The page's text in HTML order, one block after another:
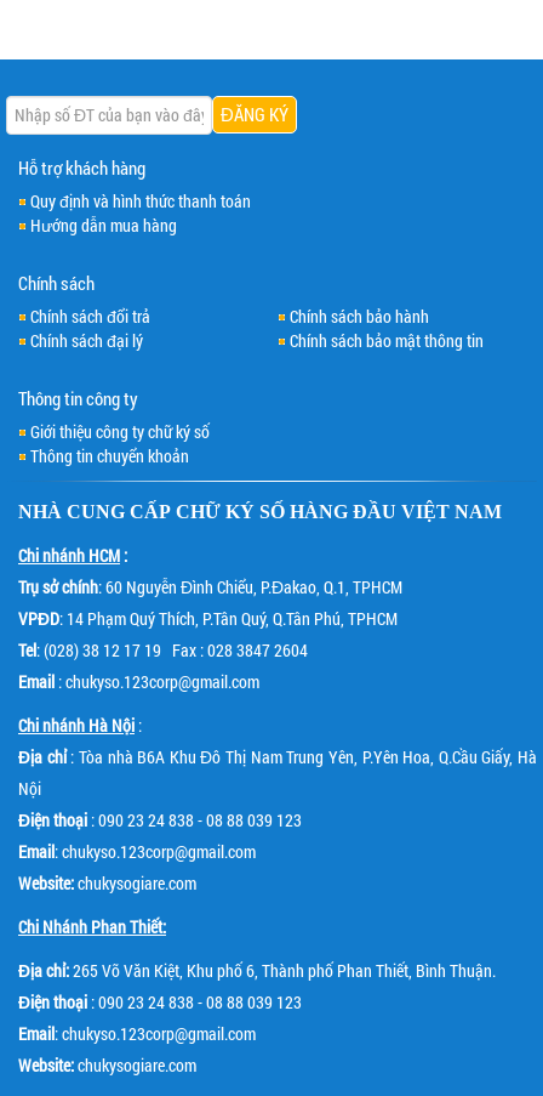
Hỗ trợ khách hàng
Quy định và hình thức thanh toán
Hướng dẫn mua hàng
Chính sách
Chính sách đổi trả
Chính sách bảo hành
Chính sách đại lý
Chính sách bảo mật thông tin
Thông tin công ty
Giới thiệu công ty chữ ký số
Thông tin chuyển khoản
NHÀ CUNG CẤP CHỮ KÝ SỐ HÀNG ĐẦU VIỆT NAM
Chi nhánh HCM :
Trụ sở chính: 60 Nguyễn Đình Chiểu, P.Đakao, Q.1, TPHCM
VPĐD: 14 Phạm Quý Thích, P.Tân Quý, Q.Tân Phú, TPHCM
Tel: (028) 38 12 17 19 Fax : 028 3847 2604
Email : chukyso.123corp@gmail.com
Chi nhánh Hà Nội :
Địa chỉ: Tòa nhà B6A Khu Đô Thị Nam Trung Yên, P.Yên Hoa, Q.Cầu Giấy, Hà
Nội
Điện thoại : 090 23 24 838 - 08 88 039 123
Email: chukyso.123corp@gmail.com
Website:chukysogiare.com
Chi Nhánh Phan Thiết:
Địa chỉ:265 Võ Văn Kiệt, Khu phố 6, Thành phố Phan Thiết, Bình Thuận.
Điện thoại : 090 23 24 838 - 08 88 039 123
Email: chukyso.123corp@gmail.com
Website:chukysogiare.com